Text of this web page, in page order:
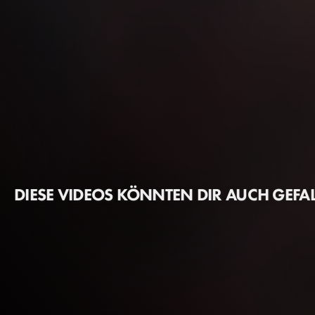
DIESE VIDEOS KÖNNTEN DIR AUCH